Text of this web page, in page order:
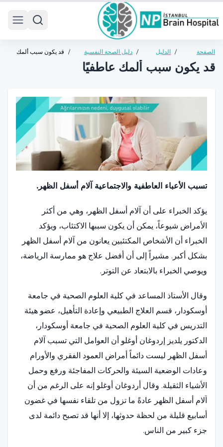
الصفحة
الرئيسية
/ الدليل
/ دليل الصحة النفسية
للبالغين
/ قد يكون سبب ألمك
قد يكون سبب ألمك عاطفيًا
تسبب الأعباء العاطفية والاجتماعية آلام أسفل الظهر.
يؤكد الخبراء على أن آلام أسفل الظهر، وهي من أكثر
الأمراض شيوعاً، يمكن أن يكون سببها الاكتئاب، ويؤكد
الخبراء أن الأشخاص المكتئبين يعانون من آلام أسفل الظهر
بشكل أكبر. مشيراً إلى أن أفضل علاج هو ممارسة الرياضة،
ويوصي الخبراء بالابتعاد عن التوتر.
وقال الأستاذ المساعد في كلية العلوم الصحية في جامعة
أوسكودار، قسم العلاج الطبيعي وإعادة التأهيل، عضو هيئة
التدريس في كلية العلوم الصحية في جامعة أوسكودار،
الدكتور يلديز إردوغان أوغلو أن العوامل التي تسبب آلام
أسفل الظهر ليست دائماً أمراض العمود الفقري والأورام
وعادات الوضعية السيئة والحركات المفاجئة ورفع وحمل
الأشياء الثقيلة. وقال أردوغان أوغلو إنه على الرغم من أن
آلام أسفل الظهر عادةً ما تزول من تلقاء نفسها في غضون
أسابيع قليلة من لحظة حدوثها، إلا أنها قد تصبح دائمة لدى
جزء كبير من الناس.